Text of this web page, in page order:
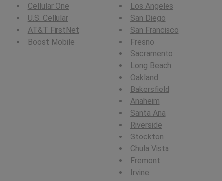
Cellular One
U.S. Cellular
AT&T FirstNet
Boost Mobile
Los Angeles
San Diego
San Francisco
Fresno
Sacramento
Long Beach
Oakland
Bakersfield
Anaheim
Santa Ana
Riverside
Stockton
Chula Vista
Fremont
Irvine